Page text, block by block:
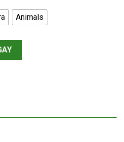
VNĐ.
Animals
Hoa Văn Lớn 40cm số lượng